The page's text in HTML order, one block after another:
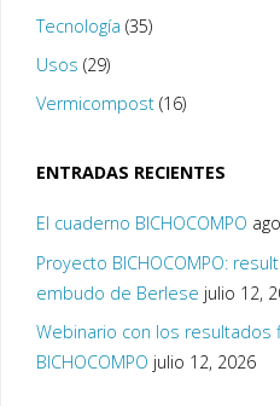
Tecnología (35)
Usos (29)
Vermicompost(16)
ENTRADAS RECIENTES
El cuaderno BICHOCOMPO
Proyecto BICHOCOMPO:
embudo de Berlese julio 12,
Webinario con los resultados
BICHOCOMPO julio 12, 2026